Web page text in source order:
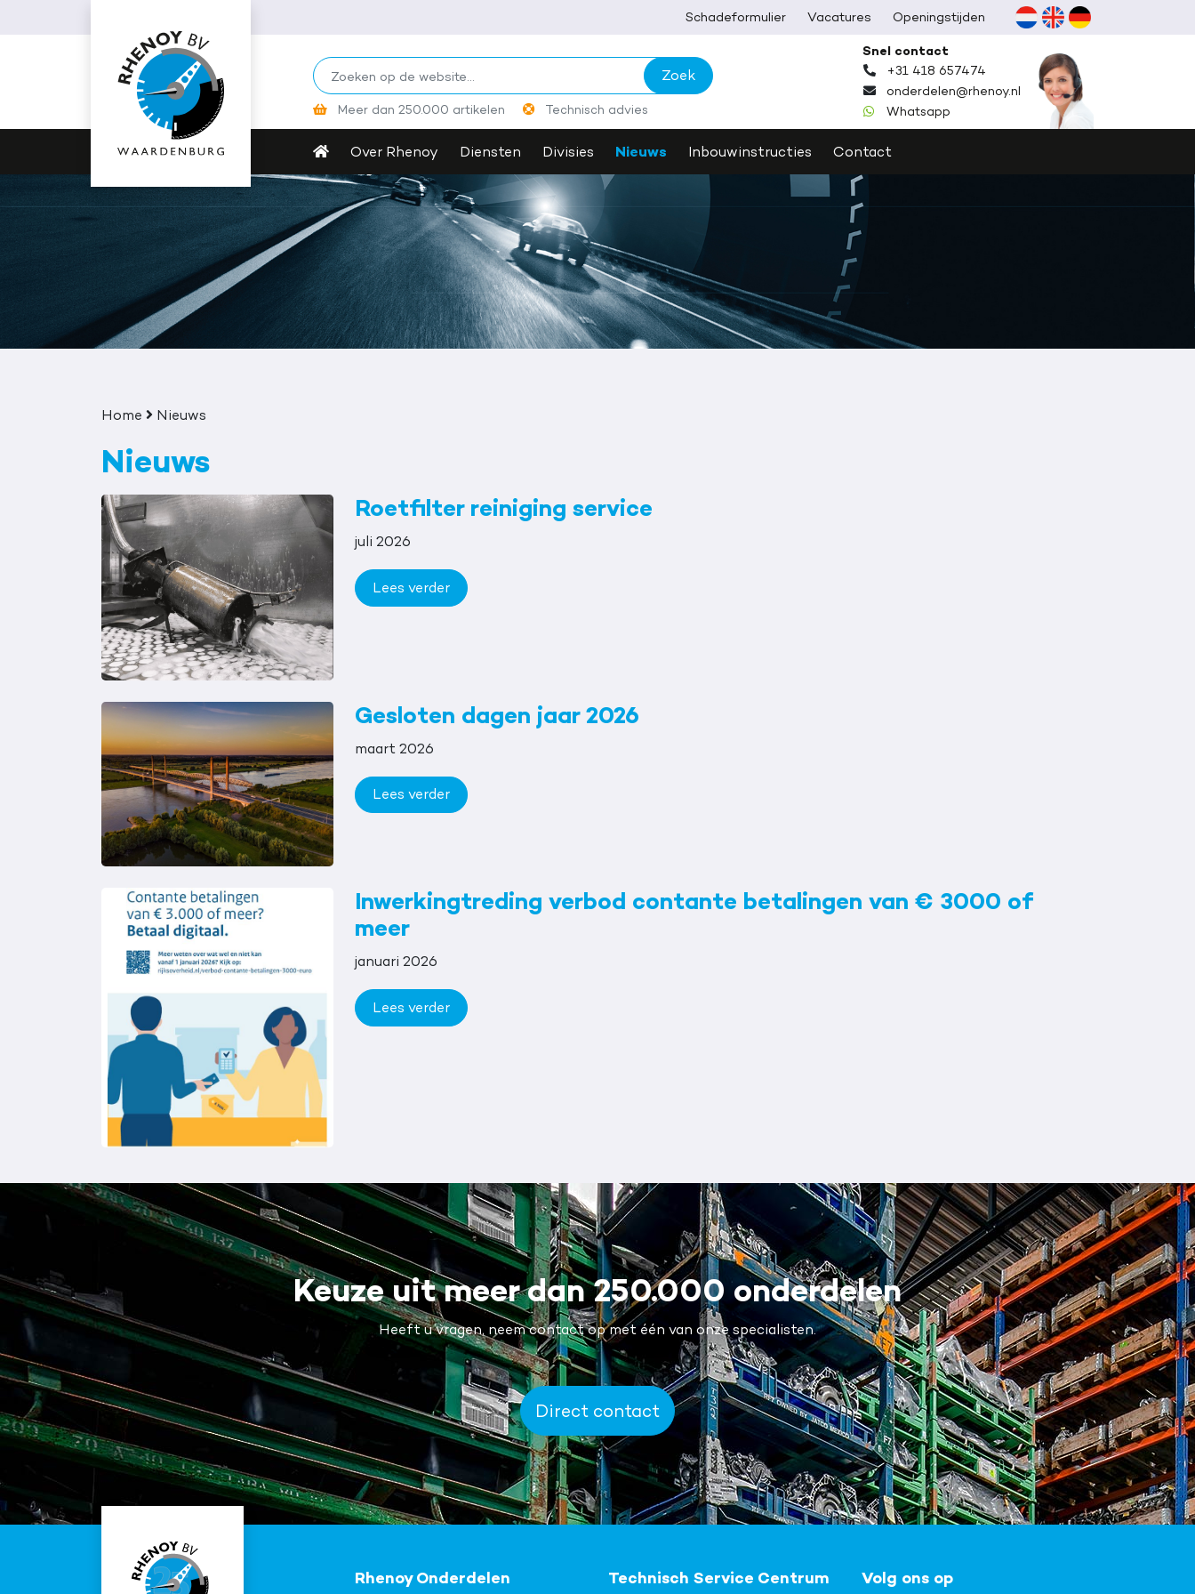
Contanten van €3000,- of meer? betaal digitaal. (biljetten van €200 & €500
kunnen wij niet aannemen)
Lees meer
Schadeformulier Vacatures Openingstijden
Meer dan 250.000 artikelen Technisch advies
Snel contact
+31 418 657474
onderdelen@rhenoy.nl
Whatsapp
Over Rhenoy Diensten Divisies Nieuws Inbouwinstructies Contact
Home Nieuws
Nieuws
Roetfilter reiniging service
juli 2026
Lees verder
Gesloten dagen jaar 2026
maart 2026
Lees verder
Inwerkingtreding verbod contante betalingen van € 3000 of
meer
januari 2026
Lees verder
Keuze uit meer dan 250.000 onderdelen
Heeft u vragen, neem contact op met één van onze specialisten.
Direct contact
Rhenoy Onderdelen Technisch Service Centrum Volg ons op